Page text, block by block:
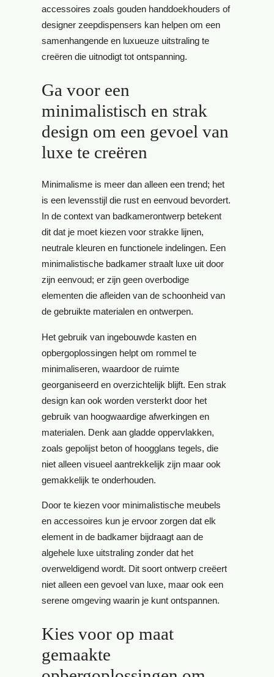
accessoires zoals gouden handdoekhouders of
designer zeepdispensers kan helpen om een
samenhangende en luxueuze uitstraling te
creëren die uitnodigt tot ontspanning.
Ga voor een
minimalistisch en strak
design om een gevoel van
luxe te creëren
Minimalisme is meer dan alleen een trend; het
is een levensstijl die rust en eenvoud bevordert.
In de context van badkamerontwerp betekent
dit dat je moet kiezen voor strakke lijnen,
neutrale kleuren en functionele indelingen. Een
minimalistische badkamer straalt luxe uit door
zijn eenvoud; er zijn geen overbodige
elementen die afleiden van de schoonheid van
de gebruikte materialen en ontwerpen.
Het gebruik van ingebouwde kasten en
opbergoplossingen helpt om rommel te
minimaliseren, waardoor de ruimte
georganiseerd en overzichtelijk blijft. Een strak
design kan ook worden versterkt door het
gebruik van hoogwaardige afwerkingen en
materialen. Denk aan gladde oppervlakken,
zoals gepolijst beton of hoogglans tegels, die
niet alleen visueel aantrekkelijk zijn maar ook
gemakkelijk te onderhouden.
Door te kiezen voor minimalistische meubels
en accessoires kun je ervoor zorgen dat elk
element in de badkamer bijdraagt aan de
algehele luxe uitstraling zonder dat het
overweldigend wordt. Dit soort ontwerp creëert
niet alleen een gevoel van luxe, maar ook een
serene omgeving waarin je kunt ontspannen.
Kies voor op maat
gemaakte